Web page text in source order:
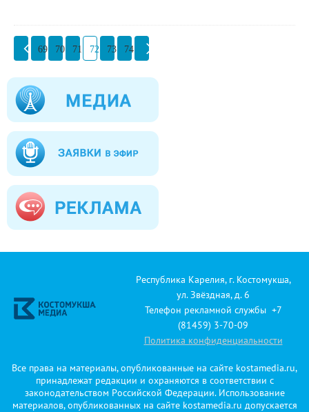
69 70 71 72 73 74
Республика Карелия, г. Костомукша,
ул. Звёздная, д. 6
Телефон рекламной службы +7
(81459) 3-70-09
Политика конфиденциальности
Все права на материалы, опубликованные на сайте kostamedia.ru,
принадлежат редакции и охраняются в соответствии с
законодательством Российской Федерации. Использование
материалов, опубликованных на сайте kostamedia.ru допускается